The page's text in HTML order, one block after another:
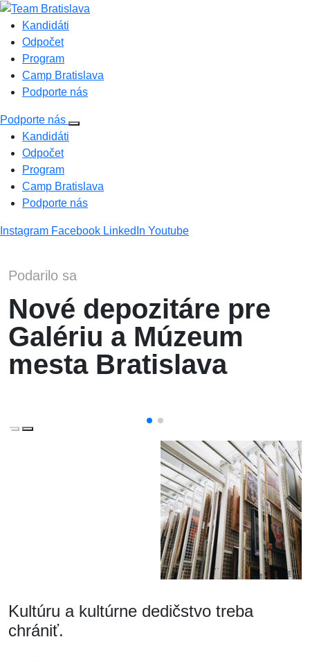
Kandidáti
Odpočet
Program
Camp Bratislava
Podporte nás
Podporte nás
Kandidáti
Odpočet
Program
Camp Bratislava
Podporte nás
Instagram Facebook LinkedIn Youtube
Podarilo sa
Nové depozitáre pre
Galériu a Múzeum
mesta Bratislava
Kultúru a kultúrne dedičstvo treba
chrániť.